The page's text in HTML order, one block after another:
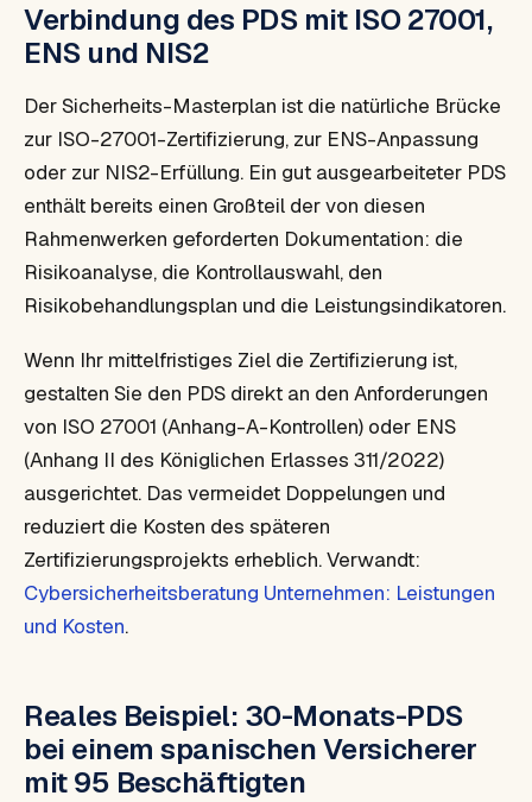
Verbindung des PDS mit ISO 27001,
ENS und NIS2
Der Sicherheits-Masterplan ist die natürliche Brücke
zur ISO-27001-Zertifizierung, zur ENS-Anpassung
oder zur NIS2-Erfüllung. Ein gut ausgearbeiteter PDS
enthält bereits einen Großteil der von diesen
Rahmenwerken geforderten Dokumentation: die
Risikoanalyse, die Kontrollauswahl, den
Risikobehandlungsplan und die Leistungsindikatoren.
Wenn Ihr mittelfristiges Ziel die Zertifizierung ist,
gestalten Sie den PDS direkt an den Anforderungen
von ISO 27001 (Anhang-A-Kontrollen) oder ENS
(Anhang II des Königlichen Erlasses 311/2022)
ausgerichtet. Das vermeidet Doppelungen und
reduziert die Kosten des späteren
Zertifizierungsprojekts erheblich. Verwandt:
Cybersicherheitsberatung Unternehmen: Leistungen
und Kosten.
Reales Beispiel: 30-Monats-PDS
bei einem spanischen Versicherer
mit 95 Beschäftigten